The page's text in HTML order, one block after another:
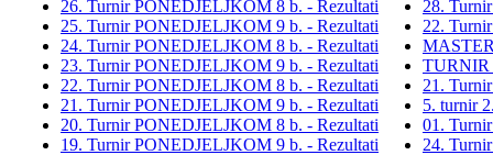
26. Turnir PONEDJELJKOM 8 b. - Rezultati
25. Turnir PONEDJELJKOM 9 b. - Rezultati
24. Turnir PONEDJELJKOM 8 b. - Rezultati
23. Turnir PONEDJELJKOM 9 b. - Rezultati
22. Turnir PONEDJELJKOM 8 b. - Rezultati
21. Turnir PONEDJELJKOM 9 b. - Rezultati
20. Turnir PONEDJELJKOM 8 b. - Rezultati
19. Turnir PONEDJELJKOM 9 b. - Rezultati
28.
22.
TURNIR
21.
5. turnir
01.
24.